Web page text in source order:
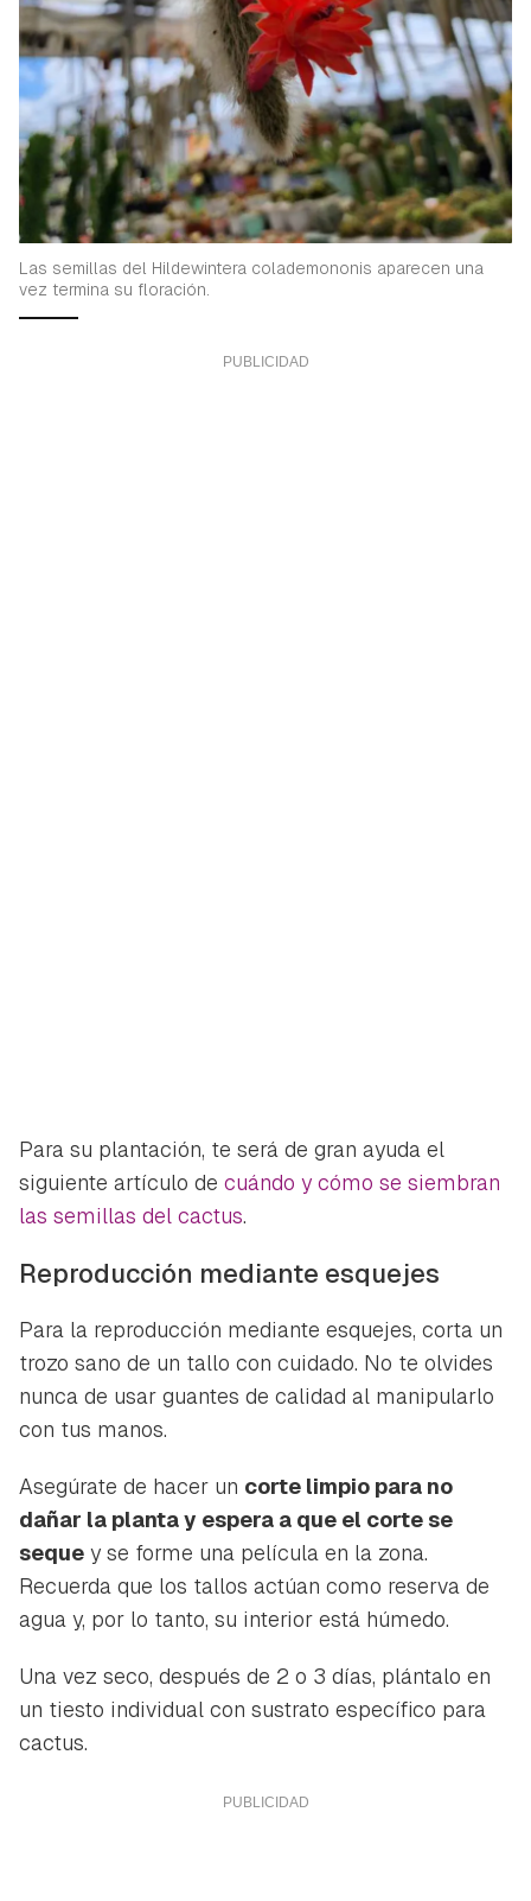
Las semillas del Hildewintera colademononis aparecen una
vez termina su floración.
Para su plantación, te será de gran ayuda el
siguiente artículo de cuándo y cómo se siembran
las semillas del cactus.
Reproducción mediante esquejes
Para la reproducción mediante esquejes, corta un
trozo sano de un tallo con cuidado. No te olvides
nunca de usar guantes de calidad al manipularlo
con tus manos.
Asegúrate de hacer un corte limpio para no
dañar la planta y espera a que el corte se
seque y se forme una película en la zona.
Recuerda que los tallos actúan como reserva de
agua y, por lo tanto, su interior está húmedo.
Una vez seco, después de 2 o 3 días, plántalo en
un tiesto individual con sustrato específico para
cactus.